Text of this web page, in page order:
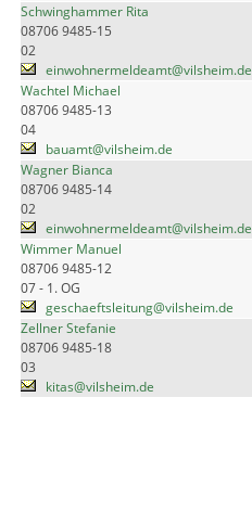
Schwinghammer Rita
08706 9485-15
02
einwohnermeldeamt@vilsheim.de
Wachtel Michael
08706 9485-13
04
bauamt@vilsheim.de
Wagner Bianca
08706 9485-14
02
einwohnermeldeamt@vilsheim.de
Wimmer Manuel
08706 9485-12
07 - 1. OG
geschaeftsleitung@vilsheim.de
Zellner Stefanie
08706 9485-18
03
kitas@vilsheim.de